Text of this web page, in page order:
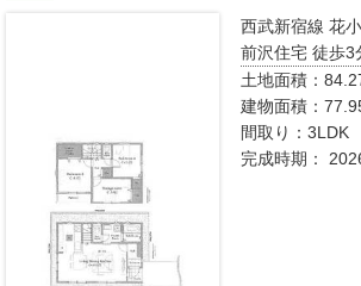
西武新宿線 花
前沢住宅 徒歩3
土地面積：
建物面積：
間取り：3LDK
完成時期：